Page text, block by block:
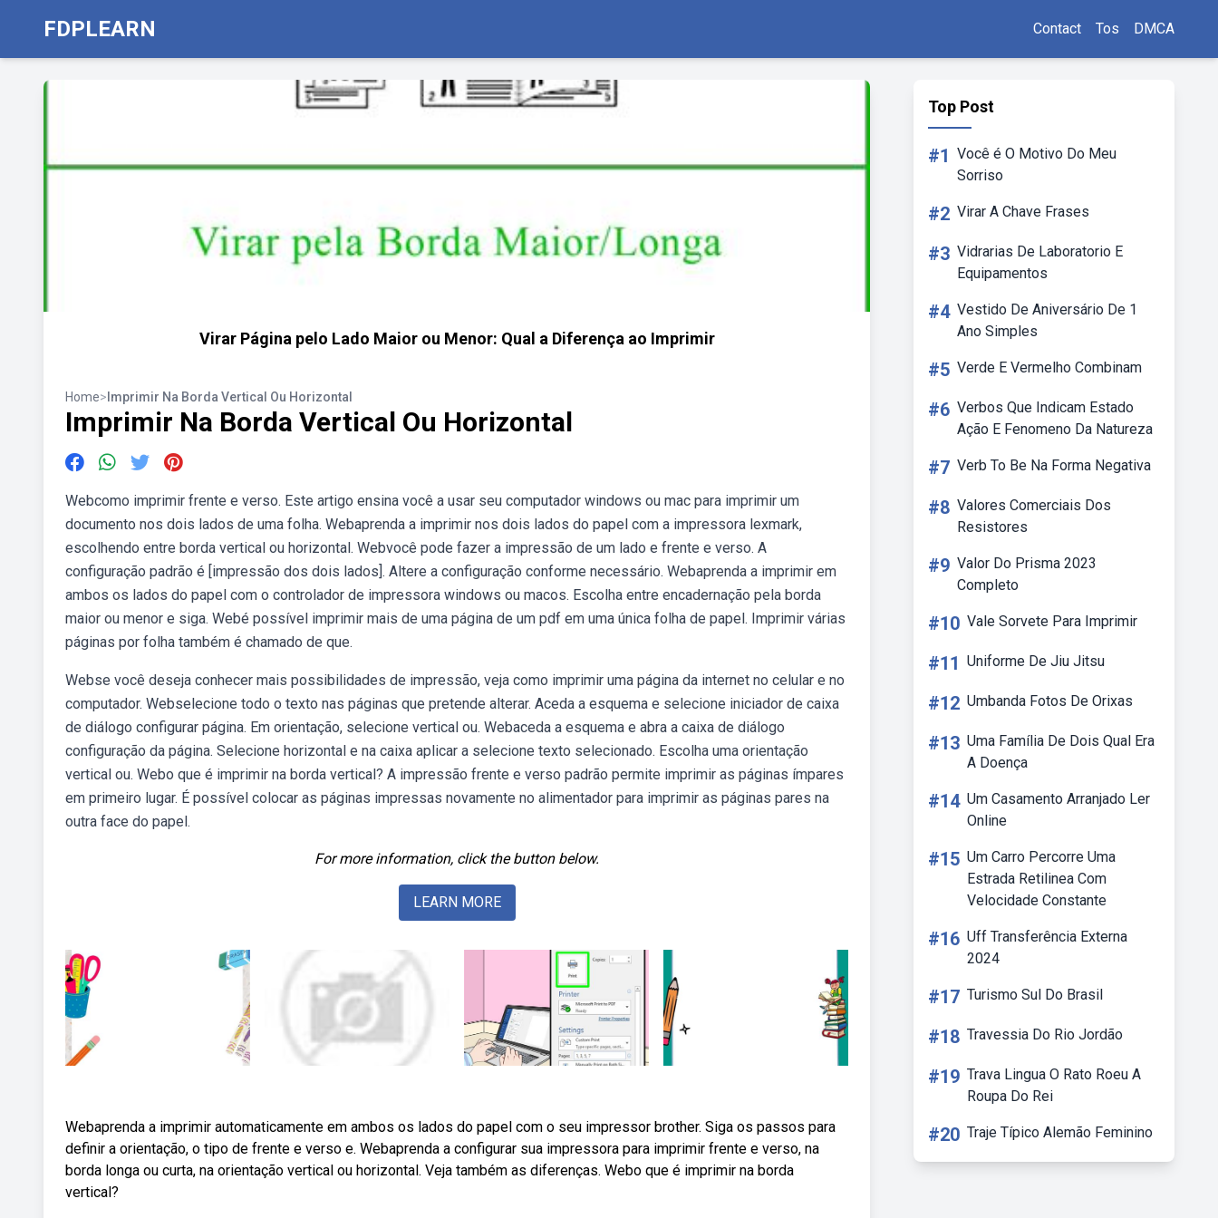
FDPLEARN Contact Tos DMCA
Virar Página pelo Lado Maior ou Menor: Qual a Diferença ao Imprimir
Home> Imprimir Na Borda Vertical Ou Horizontal
Imprimir Na Borda Vertical Ou Horizontal
Webcomo imprimir frente e verso. Este artigo ensina você a usar seu computador windows ou mac para imprimir um
documento nos dois lados de uma folha. Webaprenda a imprimir nos dois lados do papel com a impressora lexmark,
escolhendo entre borda vertical ou horizontal. Webvocê pode fazer a impressão de um lado e frente e verso. A
configuração padrão é [impressão dos dois lados]. Altere a configuração conforme necessário. Webaprenda a imprimir em
ambos os lados do papel com o controlador de impressora windows ou macos. Escolha entre encadernação pela borda
maior ou menor e siga. Webé possível imprimir mais de uma página de um pdf em uma única folha de papel. Imprimir várias
páginas por folha também é chamado de que.
Webse você deseja conhecer mais possibilidades de impressão, veja como imprimir uma página da internet no celular e no
computador. Webselecione todo o texto nas páginas que pretende alterar. Aceda a esquema e selecione iniciador de caixa
de diálogo configurar página. Em orientação, selecione vertical ou. Webaceda a esquema e abra a caixa de diálogo
configuração da página. Selecione horizontal e na caixa aplicar a selecione texto selecionado. Escolha uma orientação
vertical ou. Webo que é imprimir na borda vertical? A impressão frente e verso padrão permite imprimir as páginas ímpares
em primeiro lugar. É possível colocar as páginas impressas novamente no alimentador para imprimir as páginas pares na
outra face do papel.
For more information, click the button below.
LEARN MORE
Webaprenda a imprimir automaticamente em ambos os lados do papel com o seu impressor brother. Siga os passos para
definir a orientação, o tipo de frente e verso e. Webaprenda a configurar sua impressora para imprimir frente e verso, na
borda longa ou curta, na orientação vertical ou horizontal. Veja também as diferenças. Webo que é imprimir na borda
vertical?
Top Post
#1 Você é O Motivo Do Meu
Sorriso
#2 Virar A Chave Frases
#3 Vidrarias De Laboratorio E
Equipamentos
#4 Vestido De Aniversário De 1
Ano Simples
#5 Verde E Vermelho Combinam
#6 Verbos Que Indicam Estado
Ação E Fenomeno Da Natureza
#7 Verb To Be Na Forma Negativa
#8 Valores Comerciais Dos
Resistores
#9 Valor Do Prisma 2023
Completo
#10 Vale Sorvete Para Imprimir
#11 Uniforme De Jiu Jitsu
#12 Umbanda Fotos De Orixas
#13 Uma Família De Dois Qual Era
A Doença
#14 Um Casamento Arranjado Ler
Online
#15 Um Carro Percorre Uma
Estrada Retilinea Com
Velocidade Constante
#16 Uff Transferência Externa
2024
#17 Turismo Sul Do Brasil
#18 Travessia Do Rio Jordão
#19 Trava Lingua O Rato Roeu A
Roupa Do Rei
#20 Traje Típico Alemão Feminino